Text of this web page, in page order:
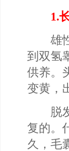
1.长
雄性
到双氢
供养。
变黄，
脱发
复的。
久，毛